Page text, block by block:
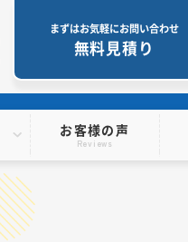
お客様の声
Reviews
まずはお気軽にお問い合わせ
無料見積り